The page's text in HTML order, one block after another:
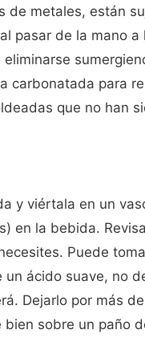
de metales, están
pasar de la mano
carbonatada para
que no han
y viértala en un
en la bebida.
Puede
ácido suave, no
Dejarlo por más
sobre un paño